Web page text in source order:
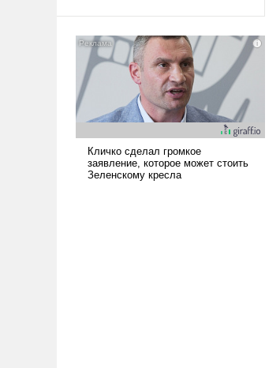
Сложившаяся ситуация
означает многолетний период
уязвимости США, например,
перед Китаем.